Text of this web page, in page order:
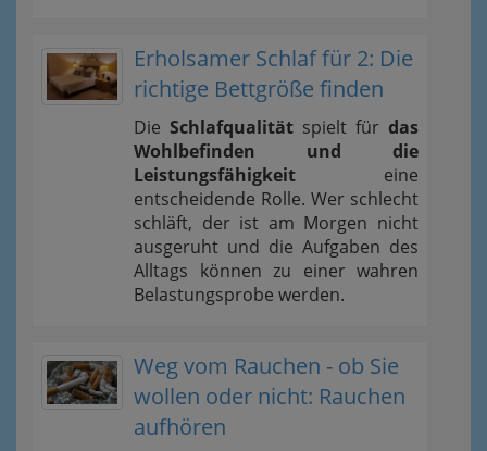
Erholsamer Schlaf für 2: Die
richtige Bettgröße finden
Die Schlafqualität spielt für das
Wohlbefinden und die
Leistungsfähigkeit eine
entscheidende Rolle. Wer schlecht
schläft, der ist am Morgen nicht
ausgeruht und die Aufgaben des
Alltags können zu einer wahren
Belastungsprobe werden.
Weg vom Rauchen - ob Sie
wollen oder nicht: Rauchen
aufhören